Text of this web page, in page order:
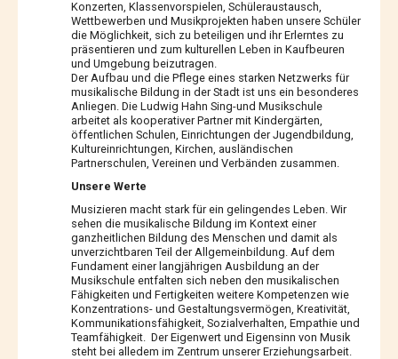
Konzerten, Klassenvorspielen, Schüleraustausch,
Wettbewerben und Musikprojekten haben unsere Schüler
die Möglichkeit, sich zu beteiligen und ihr Erlerntes zu
präsentieren und zum kulturellen Leben in Kaufbeuren
und Umgebung beizutragen.
Der Aufbau und die Pflege eines starken Netzwerks für
musikalische Bildung in der Stadt ist uns ein besonderes
Anliegen. Die Ludwig Hahn Sing-und Musikschule
arbeitet als kooperativer Partner mit Kindergärten,
öffentlichen Schulen, Einrichtungen der Jugendbildung,
Kultureinrichtungen, Kirchen, ausländischen
Partnerschulen, Vereinen und Verbänden zusammen.
Unsere Werte
Musizieren macht stark für ein gelingendes Leben. Wir
sehen die musikalische Bildung im Kontext einer
ganzheitlichen Bildung des Menschen und damit als
unverzichtbaren Teil der Allgemeinbildung. Auf dem
Fundament einer langjährigen Ausbildung an der
Musikschule entfalten sich neben den musikalischen
Fähigkeiten und Fertigkeiten weitere Kompetenzen wie
Konzentrations- und Gestaltungsvermögen, Kreativität,
Kommunikationsfähigkeit, Sozialverhalten, Empathie und
Teamfähigkeit. Der Eigenwert und Eigensinn von Musik
steht bei alledem im Zentrum unserer Erziehungsarbeit.